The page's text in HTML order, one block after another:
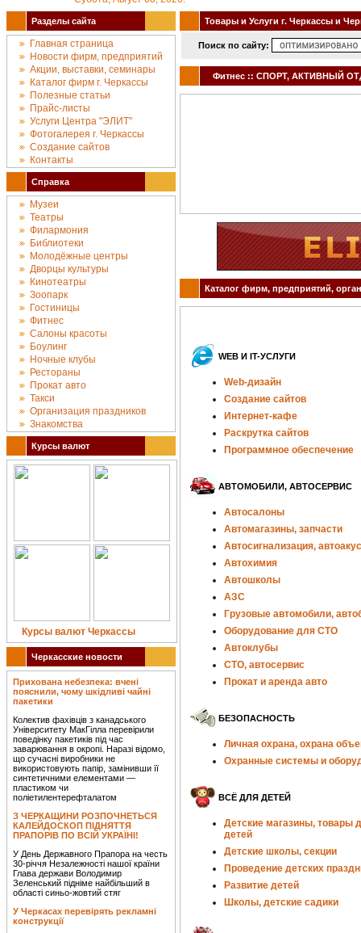
Разделы сайта
Главная страница
Новости фирм, предприятий
Акции, выставки, семинары
Каталог фирм г. Черкассы
Полезные статьи
Прайс-листы
Услуги Центра "ЭЛИТ"
Фотогалерея г. Черкассы
Создание сайтов
Контакты
Справка
Музеи
Театры
Филармония
Библиотеки
Молодёжные центры
Дворцы культуры
Кинотеатры
Зоопарк
Гостиницы
Фитнес
Салоны красоты
Боулинг
Ночные клубы
Рестораны
Прокат авто
Такси
Организация праздников
Знакомства
Курсы валют
Курсы валют Черкассы
Черкасские новости
Прихована небезпека: вчені
пояснили, чому шкідливі чайні
пакетики
Колектив фахівців з канадського
Університету МакГілла перевірили
поведінку пакетиків під час
заварювання в окропі. Наразі відомо,
що сучасні виробники не
використовують папір, замінивши її
синтетичними елементами —
пластиком чи
поліетилентерефталатом
З ЧЕРКАЩИНИ РОЗПОЧНЕТЬСЯ
КАЛЕЙДОСКОП ПІДНЯТТЯ
ПРАПОРІВ ПО ВСІЙ УКРАЇНІ!
У День Державного Прапора на честь
30-річчя Незалежності нашої країни
Глава держави Володимир
Зеленський підніме найбільший в
області синьо-жовтий стяг
У Черкасах перевірять рекламні
конструкції
Товары и Услуги г. Черкассы и
Поиск по сайту:
Фитнес :: СПОРТ, АКТИВНЫЙ
Каталог фирм, предприятий,
WEB И IT-УСЛУГИ
Web-дизайн
Создание сайтов
Интернет-кафе
Раскрутка сайтов
Программное обеспечение
АВТОМОБИЛИ, АВТОСЕРВИС
Автосалоны
Автомагазины, запчасти
Автосигнализация,
Автохимия
Автошколы
АЗС
Грузовые автомобили,
Оборудование для СТО
Автоклубы
СТО, автосервис
Прокат и аренда авто
БЕЗОПАСНОСТЬ
Личная охрана, охрана
Охранные системы и
ВСЁ ДЛЯ ДЕТЕЙ
Детские магазины, товары
детей
Детские школы, секции
Проведение детских
Развитие детей
Школы, детские садики